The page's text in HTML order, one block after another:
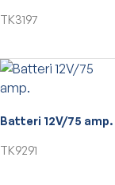
TK3197
Batteri 12V/75 amp.
TK9291